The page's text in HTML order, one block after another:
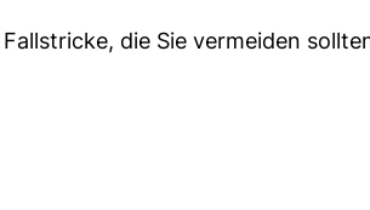
die Sie vermeiden